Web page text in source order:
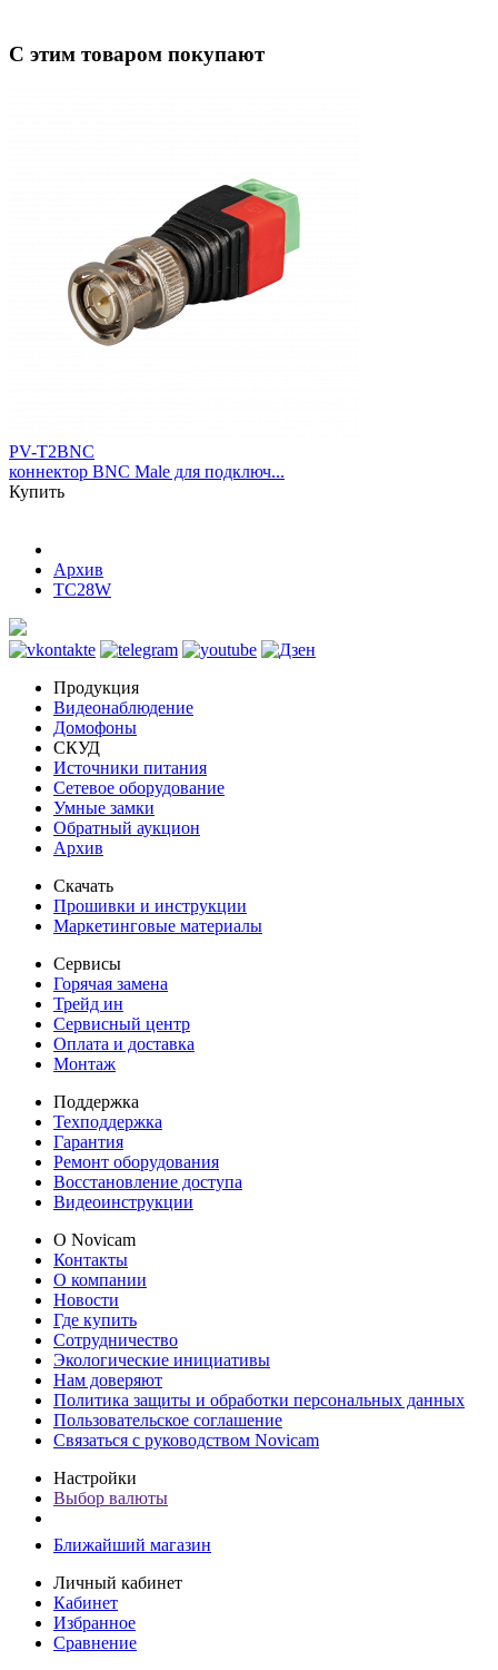
С этим товаром покупают
PV-T2BNC
коннектор BNC Male для подключ...
Купить
Архив
TC28W
Продукция
Видеонаблюдение
Домофоны
СКУД
Источники питания
Сетевое оборудование
Умные замки
Обратный аукцион
Архив
Скачать
Прошивки и инструкции
Маркетинговые материалы
Сервисы
Горячая замена
Трейд ин
Сервисный центр
Оплата и доставка
Монтаж
Поддержка
Техподдержка
Гарантия
Ремонт оборудования
Восстановление доступа
Видеоинструкции
О Novicam
Контакты
О компании
Новости
Где купить
Сотрудничество
Экологические инициативы
Нам доверяют
Политика защиты и обработки персональных данных
Пользовательское соглашение
Связаться с руководством Novicam
Настройки
Выбор валюты
Ближайший магазин
Личный кабинет
Кабинет
Избранное
Сравнение